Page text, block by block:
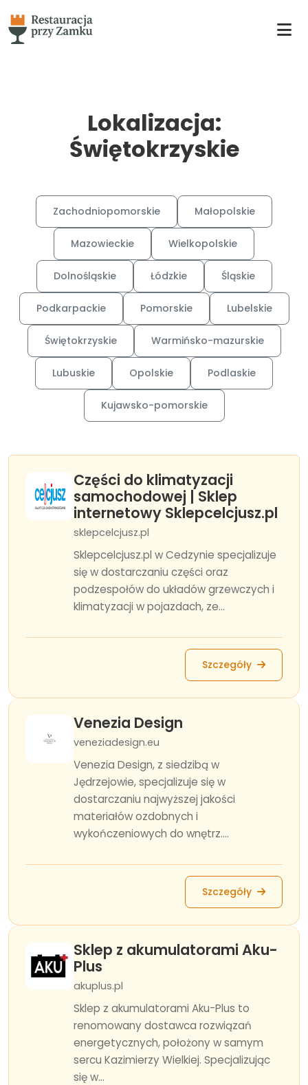
Lokalizacja:
Świętokrzyskie
Zachodniopomorskie Małopolskie
Mazowieckie Wielkopolskie
Dolnośląskie Łódzkie Śląskie
Podkarpackie Pomorskie Lubelskie
Świętokrzyskie Warmińsko-mazurskie
Lubuskie Opolskie Podlaskie
Kujawsko-pomorskie
Części do klimatyzacji
samochodowej | Sklep
internetowy Sklepcelcjusz.pl
sklepcelcjusz.pl
Sklepcelcjusz.pl w Cedzynie specjalizuje
się w dostarczaniu części oraz
podzespołów do układów grzewczych i
klimatyzacji w pojazdach, ze...
Szczegóły
Venezia Design
veneziadesign.eu
Venezia Design, z siedzibą w
Jędrzejowie, specjalizuje się w
dostarczaniu najwyższej jakości
materiałów ozdobnych i
wykończeniowych do wnętrz....
Szczegóły
Sklep z akumulatorami Aku-
Plus
akuplus.pl
Sklep z akumulatorami Aku-Plus to
renomowany dostawca rozwiązań
energetycznych, położony w samym
sercu Kazimierzy Wielkiej. Specjalizując
się w...